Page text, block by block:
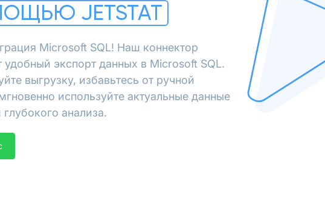
JETSTAT
Microsoft SQL! Наш коннектор
удобный экспорт данных в Microsoft SQL.
выгрузку, избавьтесь от ручной
используйте актуальные данные
глубокого анализа.